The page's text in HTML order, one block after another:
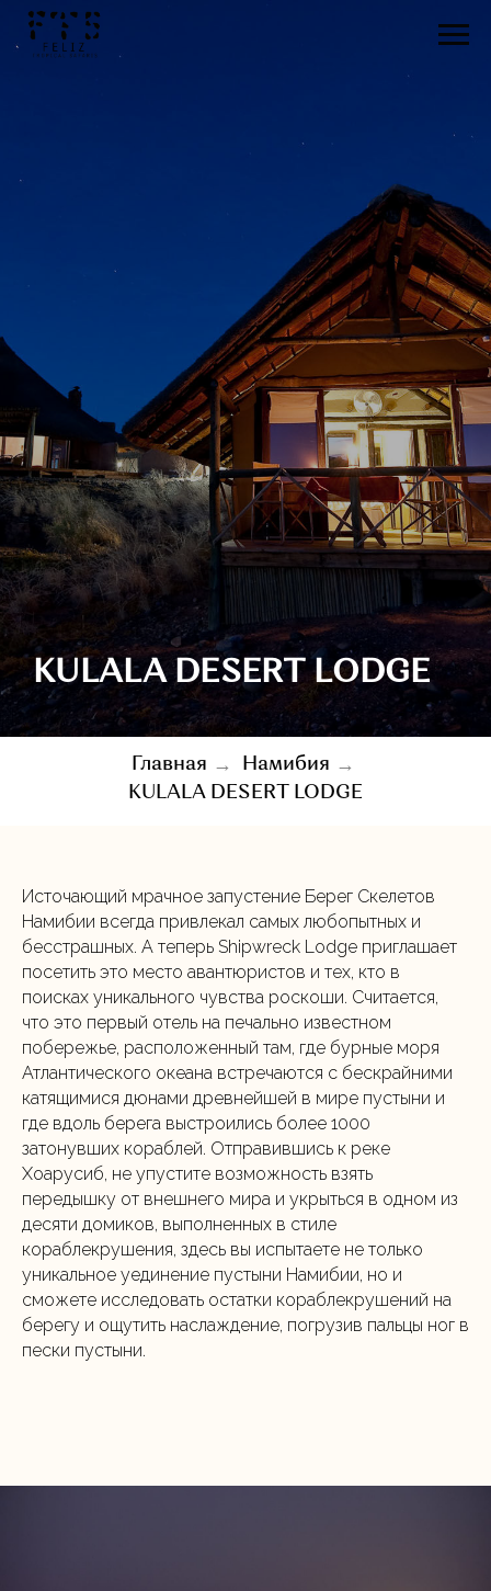
KULALA DESERT LODGE
Главная → Намибия →
KULALA DESERT LODGE
Источающий мрачное запустение Берег Скелетов
Намибии всегда привлекал самых любопытных и
бесстрашных. А теперь Shipwreck Lodge приглашает
посетить это место авантюристов и тех, кто в
поисках уникального чувства роскоши. Считается,
что это первый отель на печально известном
побережье, расположенный там, где бурные моря
Атлантического океана встречаются с бескрайними
катящимися дюнами древнейшей в мире пустыни и
где вдоль берега выстроились более 1000
затонувших кораблей. Отправившись к реке
Хоарусиб, не упустите возможность взять
передышку от внешнего мира и укрыться в одном из
десяти домиков, выполненных в стиле
кораблекрушения, здесь вы испытаете не только
уникальное уединение пустыни Намибии, но и
сможете исследовать остатки кораблекрушений на
берегу и ощутить наслаждение, погрузив пальцы ног в
пески пустыни.